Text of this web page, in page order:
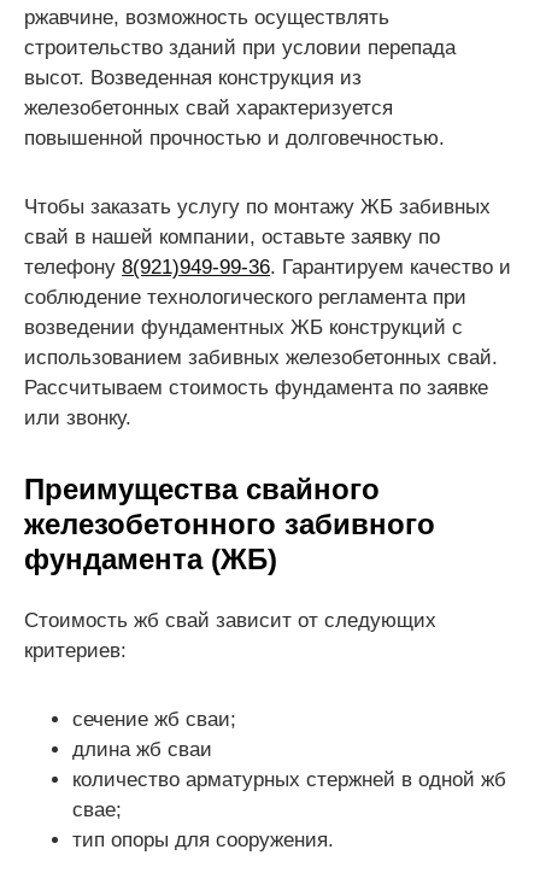
ржавчине, возможность осуществлять
строительство зданий при условии перепада
высот. Возведенная конструкция из
железобетонных свай характеризуется
повышенной прочностью и долговечностью.
Чтобы заказать услугу по монтажу ЖБ забивных
свай в нашей компании, оставьте заявку по
телефону 8(921)949-99-36. Гарантируем качество и
соблюдение технологического регламента при
возведении фундаментных ЖБ конструкций с
использованием забивных железобетонных свай.
Рассчитываем стоимость фундамента по заявке
или звонку.
Преимущества свайного
железобетонного забивного
фундамента (ЖБ)
Стоимость жб свай зависит от следующих
критериев:
сечение жб сваи;
длина жб сваи
количество арматурных стержней в одной жб
свае;
тип опоры для сооружения.